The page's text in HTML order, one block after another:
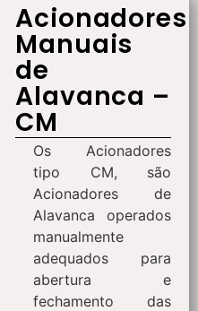
Acionadores
Manuais
de
Alavanca –
CM
Os Acionadores
tipo CM, são
Acionadores de
Alavanca operados
manualmente
adequados para
abertura e
fechamento das